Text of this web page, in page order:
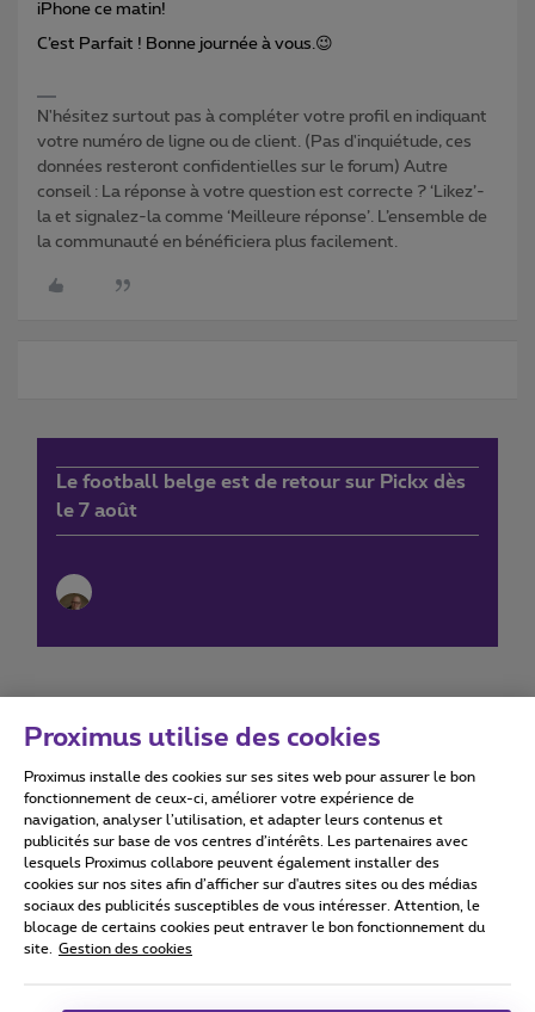
iPhone ce matin!
C’est Parfait ! Bonne journée à vous.😉
N'hésitez surtout pas à compléter votre profil en indiquant
votre numéro de ligne ou de client. (Pas d'inquiétude, ces
données resteront confidentielles sur le forum) Autre
conseil : La réponse à votre question est correcte ? ‘Likez’-
la et signalez-la comme ‘Meilleure réponse’. L’ensemble de
la communauté en bénéficiera plus facilement.
Le football belge est de retour sur Pickx dès
le 7 août
Conditions d'utilisation Accessibility statement
Tous droits réservés. © 2026 Proximus
Conditions générales, info consommateur
Proximus utilise des cookies
Proximus installe des cookies sur ses sites web pour assurer le bon
fonctionnement de ceux-ci, améliorer votre expérience de
navigation, analyser l’utilisation, et adapter leurs contenus et
publicités sur base de vos centres d’intérêts. Les partenaires avec
lesquels Proximus collabore peuvent également installer des
cookies sur nos sites afin d’afficher sur d'autres sites ou des médias
sociaux des publicités susceptibles de vous intéresser. Attention, le
blocage de certains cookies peut entraver le bon fonctionnement du
site.
Gestion des cookies